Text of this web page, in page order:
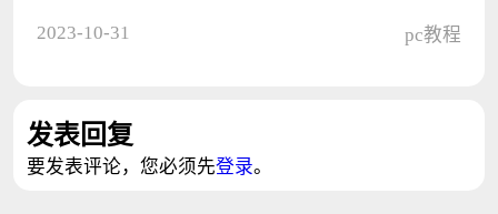
2023-10-31 pc教程
发表回复
要发表评论，您必须先登录。